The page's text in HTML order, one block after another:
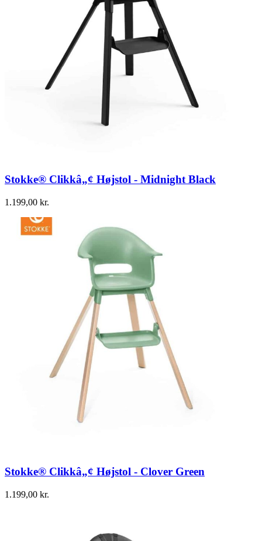
Stokke® Clikkâ„¢ Højstol - Midnight Black
1.199,00 kr.
Stokke® Clikkâ„¢ Højstol - Clover Green
1.199,00 kr.